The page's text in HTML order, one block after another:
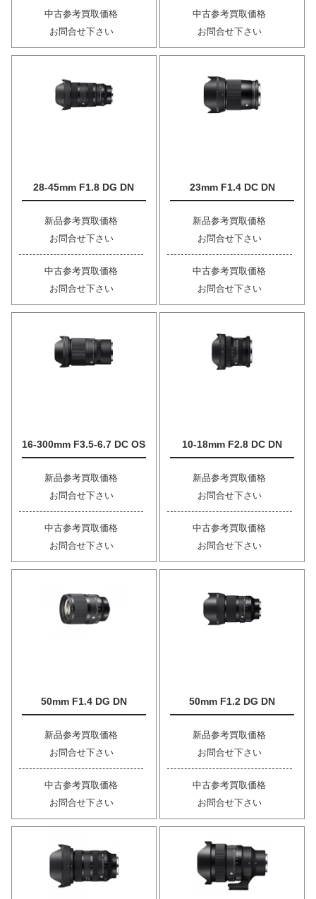
中古参考買取価格
お問合せ下さい
中古参考買取価格
お問合せ下さい
28-45mm F1.8 DG DN
新品参考買取価格
お問合せ下さい
中古参考買取価格
お問合せ下さい
23mm F1.4 DC DN
新品参考買取価格
お問合せ下さい
中古参考買取価格
お問合せ下さい
16-300mm F3.5-6.7 DC OS
新品参考買取価格
お問合せ下さい
中古参考買取価格
お問合せ下さい
10-18mm F2.8 DC DN
新品参考買取価格
お問合せ下さい
中古参考買取価格
お問合せ下さい
50mm F1.4 DG DN
新品参考買取価格
お問合せ下さい
中古参考買取価格
お問合せ下さい
50mm F1.2 DG DN
新品参考買取価格
お問合せ下さい
中古参考買取価格
お問合せ下さい